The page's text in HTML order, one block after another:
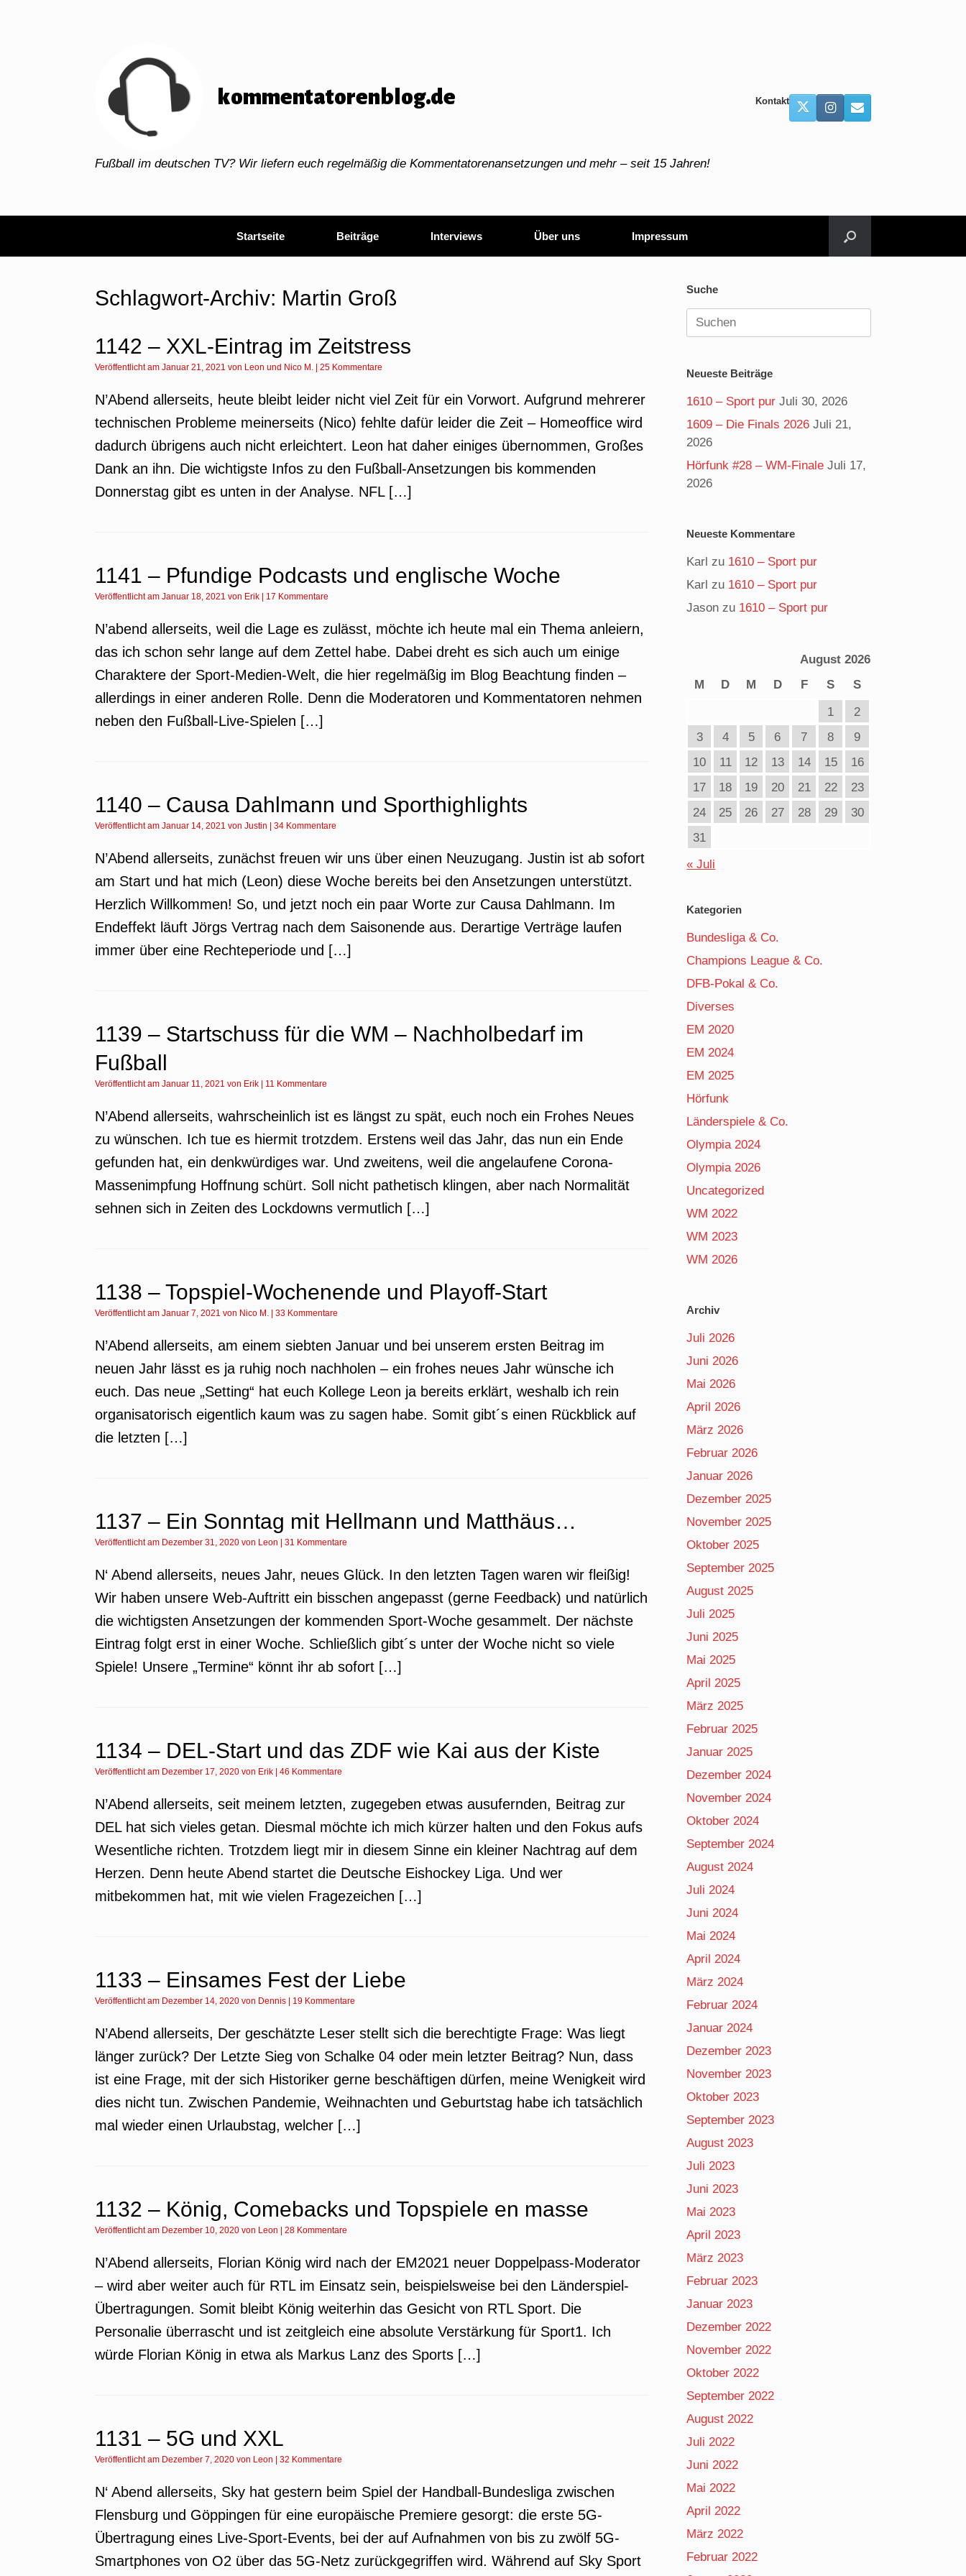
kommentatorenblog.de
Fußball im deutschen TV? Wir liefern euch regelmäßig die Kommentatorenansetzungen und mehr – seit 15 Jahren!
Kontakt
Startseite Beiträge Interviews Über uns Impressum
Schlagwort-Archiv: Martin Groß
1142 – XXL-Eintrag im Zeitstress
Veröffentlicht am Januar 21, 2021 von Leon und Nico M. 25 Kommentare
N’Abend allerseits, heute bleibt leider nicht viel Zeit für ein Vorwort. Aufgrund mehrerer
technischen Probleme meinerseits (Nico) fehlte dafür leider die Zeit – Homeoffice wird
dadurch übrigens auch nicht erleichtert. Leon hat daher einiges übernommen, Großes
Dank an ihn. Die wichtigste Infos zu den Fußball-Ansetzungen bis kommenden
Donnerstag gibt es unten in der Analyse. NFL […]
1141 – Pfundige Podcasts und englische Woche
Veröffentlicht am Januar 18, 2021 von Erik 17 Kommentare
N’abend allerseits, weil die Lage es zulässt, möchte ich heute mal ein Thema anleiern,
das ich schon sehr lange auf dem Zettel habe. Dabei dreht es sich auch um einige
Charaktere der Sport-Medien-Welt, die hier regelmäßig im Blog Beachtung finden –
allerdings in einer anderen Rolle. Denn die Moderatoren und Kommentatoren nehmen
neben den Fußball-Live-Spielen […]
1140 – Causa Dahlmann und Sporthighlights
Veröffentlicht am Januar 14, 2021 von Justin 34 Kommentare
N’Abend allerseits, zunächst freuen wir uns über einen Neuzugang. Justin ist ab sofort
am Start und hat mich (Leon) diese Woche bereits bei den Ansetzungen unterstützt.
Herzlich Willkommen! So, und jetzt noch ein paar Worte zur Causa Dahlmann. Im
Endeffekt läuft Jörgs Vertrag nach dem Saisonende aus. Derartige Verträge laufen
immer über eine Rechteperiode und […]
1139 – Startschuss für die WM – Nachholbedarf im
Fußball
Veröffentlicht am Januar 11, 2021 von Erik 11 Kommentare
N’Abend allerseits, wahrscheinlich ist es längst zu spät, euch noch ein Frohes Neues
zu wünschen. Ich tue es hiermit trotzdem. Erstens weil das Jahr, das nun ein Ende
gefunden hat, ein denkwürdiges war. Und zweitens, weil die angelaufene Corona-
Massenimpfung Hoffnung schürt. Soll nicht pathetisch klingen, aber nach Normalität
sehnen sich in Zeiten des Lockdowns vermutlich […]
1138 – Topspiel-Wochenende und Playoff-Start
Veröffentlicht am Januar 7, 2021 von Nico M. 33 Kommentare
N’Abend allerseits, am einem siebten Januar und bei unserem ersten Beitrag im
neuen Jahr lässt es ja ruhig noch nachholen – ein frohes neues Jahr wünsche ich
euch. Das neue „Setting“ hat euch Kollege Leon ja bereits erklärt, weshalb ich rein
organisatorisch eigentlich kaum was zu sagen habe. Somit gibt´s einen Rückblick auf
die letzten […]
1137 – Ein Sonntag mit Hellmann und Matthäus…
Veröffentlicht am Dezember 31, 2020 von Leon 31 Kommentare
N‘ Abend allerseits, neues Jahr, neues Glück. In den letzten Tagen waren wir fleißig!
Wir haben unsere Web-Auftritt ein bisschen angepasst (gerne Feedback) und natürlich
die wichtigsten Ansetzungen der kommenden Sport-Woche gesammelt. Der nächste
Eintrag folgt erst in einer Woche. Schließlich gibt´s unter der Woche nicht so viele
Spiele! Unsere „Termine“ könnt ihr ab sofort […]
1134 – DEL-Start und das ZDF wie Kai aus der Kiste
Veröffentlicht am Dezember 17, 2020 von Erik 46 Kommentare
N’Abend allerseits, seit meinem letzten, zugegeben etwas ausufernden, Beitrag zur
DEL hat sich vieles getan. Diesmal möchte ich mich kürzer halten und den Fokus aufs
Wesentliche richten. Trotzdem liegt mir in diesem Sinne ein kleiner Nachtrag auf dem
Herzen. Denn heute Abend startet die Deutsche Eishockey Liga. Und wer
mitbekommen hat, mit wie vielen Fragezeichen […]
1133 – Einsames Fest der Liebe
Veröffentlicht am Dezember 14, 2020 von Dennis 19 Kommentare
N’Abend allerseits, Der geschätzte Leser stellt sich die berechtigte Frage: Was liegt
länger zurück? Der Letzte Sieg von Schalke 04 oder mein letzter Beitrag? Nun, dass
ist eine Frage, mit der sich Historiker gerne beschäftigen dürfen, meine Wenigkeit wird
dies nicht tun. Zwischen Pandemie, Weihnachten und Geburtstag habe ich tatsächlich
mal wieder einen Urlaubstag, welcher […]
1132 – König, Comebacks und Topspiele en masse
Veröffentlicht am Dezember 10, 2020 von Leon 28 Kommentare
N’Abend allerseits, Florian König wird nach der EM2021 neuer Doppelpass-Moderator
– wird aber weiter auch für RTL im Einsatz sein, beispielsweise bei den Länderspiel-
Übertragungen. Somit bleibt König weiterhin das Gesicht von RTL Sport. Die
Personalie überrascht und ist zeitgleich eine absolute Verstärkung für Sport1. Ich
würde Florian König in etwa als Markus Lanz des Sports […]
1131 – 5G und XXL
Veröffentlicht am Dezember 7, 2020 von Leon 32 Kommentare
N‘ Abend allerseits, Sky hat gestern beim Spiel der Handball-Bundesliga zwischen
Flensburg und Göppingen für eine europäische Premiere gesorgt: die erste 5G-
Übertragung eines Live-Sport-Events, bei der auf Aufnahmen von bis zu zwölf 5G-
Smartphones von O2 über das 5G-Netz zurückgegriffen wird. Während auf Sky Sport
Suche
Suchen
nach:
Neueste Beiträge
1610 – Sport pur Juli 30, 2026
1609 – Die Finals 2026 Juli 21,
2026
Hörfunk #28 – WM-Finale Juli 17,
2026
Neueste Kommentare
Karl zu 1610 – Sport pur
Karl zu 1610 – Sport pur
Jason zu 1610 – Sport pur
August 2026
M
D M D F S
S
1
2
3
4 5 6 7 8
9
10
11 12 13 14 15
16
17
18 19 20 21 22
23
24
25 26 27 28 29
30
31
« Juli
Kategorien
Bundesliga & Co.
Champions League & Co.
DFB-Pokal & Co.
Diverses
EM 2020
EM 2024
EM 2025
Hörfunk
Länderspiele & Co.
Olympia 2024
Olympia 2026
Uncategorized
WM 2022
WM 2023
WM 2026
Archiv
Juli 2026
Juni 2026
Mai 2026
April 2026
März 2026
Februar 2026
Januar 2026
Dezember 2025
November 2025
Oktober 2025
September 2025
August 2025
Juli 2025
Juni 2025
Mai 2025
April 2025
März 2025
Februar 2025
Januar 2025
Dezember 2024
November 2024
Oktober 2024
September 2024
August 2024
Juli 2024
Juni 2024
Mai 2024
April 2024
März 2024
Februar 2024
Januar 2024
Dezember 2023
November 2023
Oktober 2023
September 2023
August 2023
Juli 2023
Juni 2023
Mai 2023
April 2023
März 2023
Februar 2023
Januar 2023
Dezember 2022
November 2022
Oktober 2022
September 2022
August 2022
Juli 2022
Juni 2022
Mai 2022
April 2022
März 2022
Februar 2022